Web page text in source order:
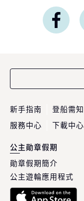
新手指南 登船需知
服務中心
下載中心
公主勛章假期
勛章假期簡介
公主遊輪應用程式